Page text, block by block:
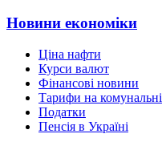
Новини економіки
Ціна нафти
Курси валют
Фінансові новини
Тарифи на
Податки
Пенсія в Україні